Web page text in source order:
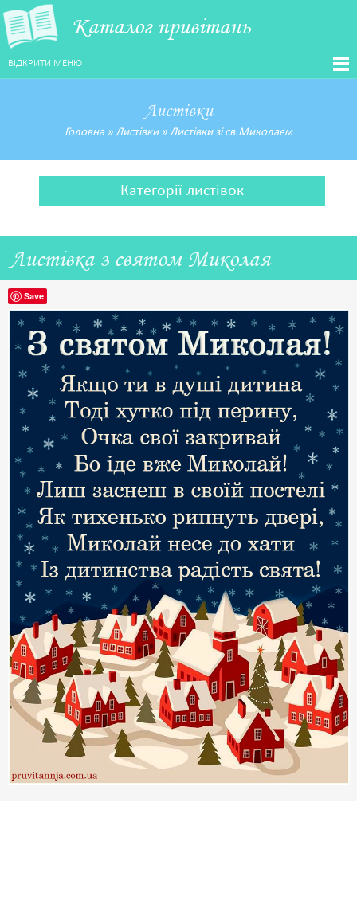
Каталог привітань
ВІДКРИТИ МЕНЮ
Листівки
Головна» Листівки» Листівки зі св.Миколаєм
Категорії листівок
Листівка з святом Миколая
Save